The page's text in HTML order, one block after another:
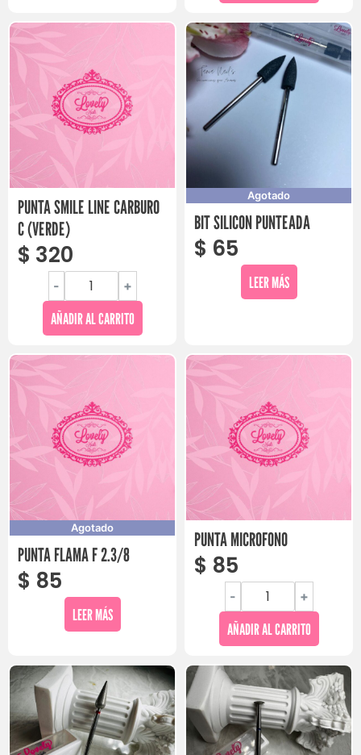
PUNTA SMILE LINE CARBURO
C (VERDE)
$ 320
- +
AÑADIR AL CARRITO
Agotado
BIT SILICON PUNTEADA
$ 65
LEER MÁS
Agotado
PUNTA FLAMA F 2.3/8
$ 85
LEER MÁS
PUNTA MICROFONO
$ 85
- +
AÑADIR AL CARRITO